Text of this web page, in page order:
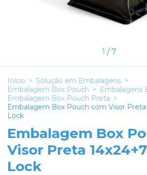
1 /7
Início > Solução em Embalagens >
Embalagem Box Pouch > Embalagens
Embalagem Box Pouch Preta >
Embalagem Box Pouch com Visor
Lock
Embalagem Box
Visor Preta
Lock